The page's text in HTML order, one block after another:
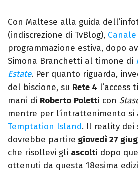
Con Maltese alla guida
(indiscrezione di TvBlog), Canale
programmazione estiva, dopo
Simona Branchetti al timone di
Estate. Per quanto riguarda,
del biscione, su Rete 4 l’access
mani di Roberto Poletti con
mentre per l’intrattenimento si
Temptation Island. Il reality
dovrebbe partire giovedì 27
che risollevi gli ascolti dopo
ottenuti da questa 18esima